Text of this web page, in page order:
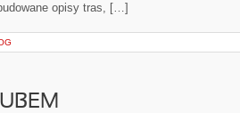
opisy tras, […]